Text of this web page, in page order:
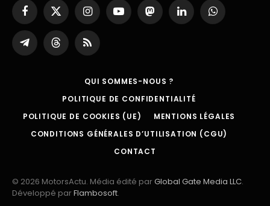
Facebook
X
(Twitter)
InstagramYouTubeMastodonLinkedInWhatsApp
Partager
sur
ThreadsRSS
QUI SOMMES-NOUS ?
POLITIQUE DE CONFIDENTIALITÉ
POLITIQUE DE COOKIES (UE)
MENTIONS LÉGALES
CONDITIONS GÉNÉRALES D’UTILISATION (CGU)
CONTACT
© 2026 MotorsActu. Média édité parGlobal Gate Media LLC.
Développé parFlambosoft.